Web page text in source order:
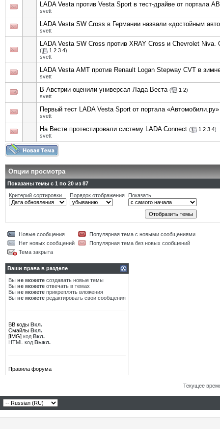
LADA Vesta против Vesta Sport в тест-драйве от портала
svett
LADA Vesta SW Cross в Германии назвали «достойным
svett
LADA Vesta SW Cross против XRAY Cross и Chevrolet Niva.
( 1 2 3 4)
svett
LADA Vesta АМТ против Renault Logan Stepway CVT в
svett
В Австрии оценили универсал Лада Веста ( 1 2)
svett
Первый тест LADA Vesta Sport от портала «Автомобили.ру»
svett
На Весте протестировали систему LADA Connect ( 1 2 3 4)
svett
Опции просмотра
Показаны темы с 1 по 20 из 87
Критерий сортировки
Порядок отображения Показать
Новые сообщения
Популярная тема с новыми сообщениями
Нет новых сообщений
Популярная тема без новых сообщений
Тема закрыта
Ваши права в разделе
Вы не можете создавать новые темы
Вы не можете отвечать в темах
Вы не можете прикреплять вложения
Вы не можете редактировать свои сообщения
BB коды Вкл.
Смайлы Вкл.
[IMG] код Вкл.
HTML код Выкл.
Правила форума
Текущее